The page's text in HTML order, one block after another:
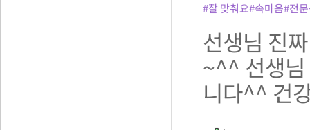
#잘 맞춰요#속마음#전
선생님 진
~^^ 선생님
니다^^ 건